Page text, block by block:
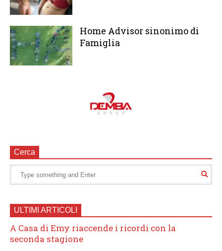
Home Advisor sinonimo di
Famiglia
Cerca
ULTIMI ARTICOLI
A Casa di Emy riaccende i ricordi con la
seconda stagione